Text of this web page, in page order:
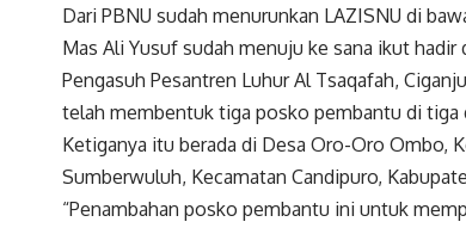
Dari PBNU sudah menurunkan LAZISNU di
Mas Ali Yusuf sudah menuju ke sana ikut
Pengasuh Pesantren Luhur Al Tsaqafah,
telah membentuk tiga posko pembantu di tiga
Ketiganya itu berada di Desa Oro-Oro Ombo,
Sumberwuluh, Kecamatan Candipuro,
“Penambahan posko pembantu ini untuk